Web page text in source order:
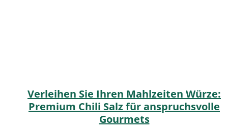
Verleihen Sie Ihren Mahlzeiten Würze:
Premium Chili Salz für anspruchsvolle
Gourmets